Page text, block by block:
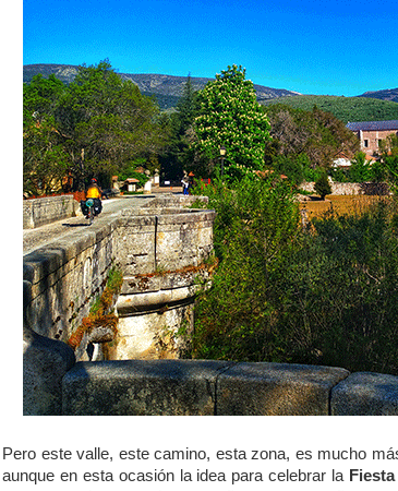
Pero este valle, este camino, esta zona, es mucho
aunque en esta ocasión la idea para celebrar la